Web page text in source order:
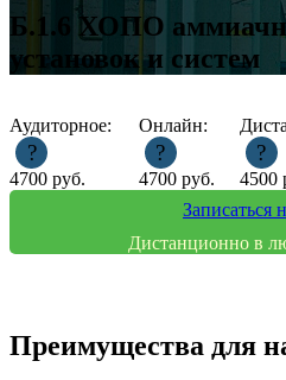
Б.1.6 ХОПО
установок и систем
Аудиторное:
?
4700 руб.
Онлайн:
?
4700 руб.
?
4500
Записаться
Дистанционно в
Преимущества для